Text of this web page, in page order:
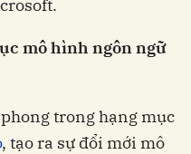
mô hình ngôn ngữ
trong hạng mục
, tạo ra sự đổi mới mô